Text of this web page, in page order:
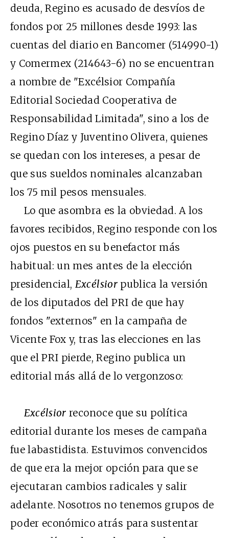
deuda, Regino es acusado de desvíos de
fondos por 25 millones desde 1993: las
cuentas del diario en Bancomer (514990-1)
y Comermex (214643-6) no se encuentran
a nombre de "Excélsior Compañía
Editorial Sociedad Cooperativa de
Responsabilidad Limitada", sino a los de
Regino Díaz y Juventino Olivera, quienes
se quedan con los intereses, a pesar de
que sus sueldos nominales alcanzaban
los 75 mil pesos mensuales.
Lo que asombra es la obviedad. A los
favores recibidos, Regino responde con los
ojos puestos en su benefactor más
habitual: un mes antes de la elección
presidencial, Excélsiorpublica la versión
de los diputados del PRI de que hay
fondos "externos" en la campaña de
Vicente Fox y, tras las elecciones en las
que el PRI pierde, Regino publica un
editorial más allá de lo vergonzoso:
Excélsior reconoce que su política
editorial durante los meses de campaña
fue labastidista. Estuvimos convencidos
de que era la mejor opción para que se
ejecutaran cambios radicales y salir
adelante. Nosotros no tenemos grupos de
poder económico atrás para sustentar